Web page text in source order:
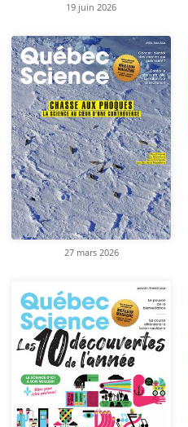
19 juin 2026
27 mars 2026